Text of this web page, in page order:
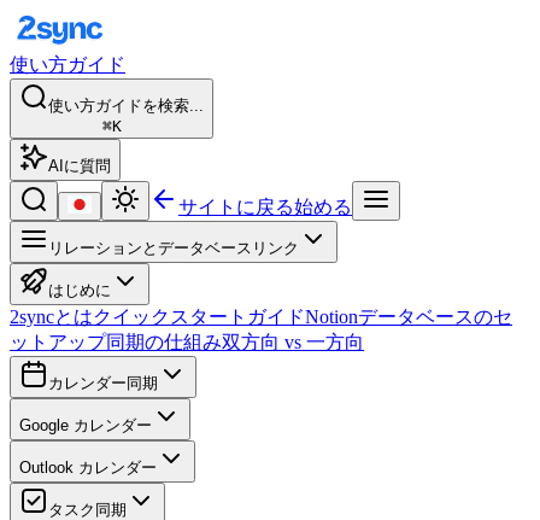
使い方ガイド
使い方ガイドを検索...
⌘K
AIに質問
サイトに戻る始める
リレーションとデータベースリンク
はじめに
2syncとはクイックスタートガイドNotionデータベースのセ
ットアップ同期の仕組み双方向 vs 一方向
カレンダー同期
Google カレンダー
Outlook カレンダー
タスク同期